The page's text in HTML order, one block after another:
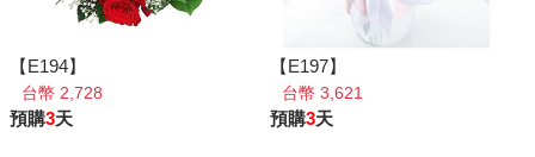
【E194】
台幣 2,728
預購3天
【E197】
台幣 3,621
預購3天